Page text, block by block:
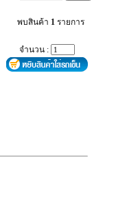
พบสินค้า 1 รายการ
จำนวน :